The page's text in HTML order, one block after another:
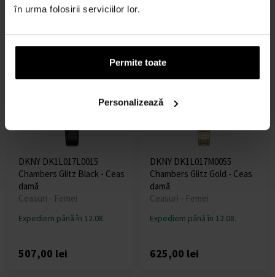
în urma folosirii serviciilor lor.
Permite toate
Personalizează
Expediem până în 12.08.
547,00 lei 468,00 lei
DKNY DK1L017L0015
Chambers Glitz Black - Ceas
damă
Ceasuri - Femei
Expediem până în 12.08.
507,00 lei
LIVRARE GRATUITĂ
DKNY DK1L017M0055
Chambers Glitz Gold - Ceas
damă
Ceasuri - Femei
Expediem până în 12.08.
625,00 lei